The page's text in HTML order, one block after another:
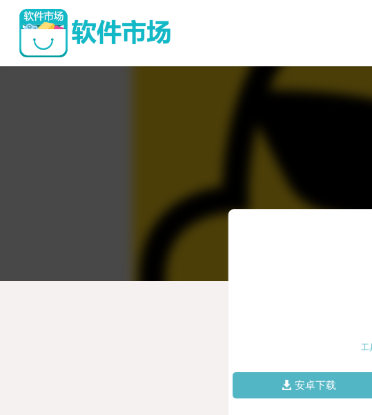
工
安卓下载